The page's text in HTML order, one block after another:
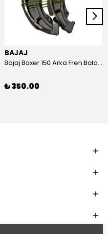
BAJAJ
Bajaj Boxer 150 Arka Fren Balatası Orijinal
₺ 350.00